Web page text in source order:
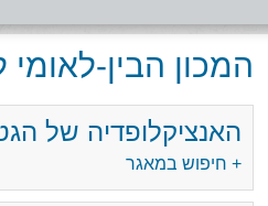
המכון הבין-
האנציקלופדיה של
+ חיפוש במאגר